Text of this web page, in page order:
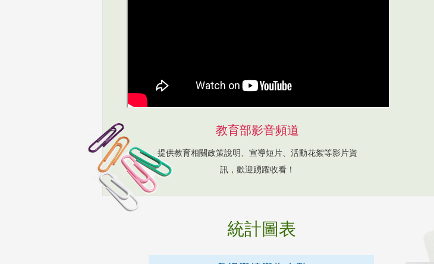
教育部影音頻道
提供教育相關政策說明、宣導短片、活動花絮等影片資
訊，歡迎踴躍收看！
統計圖表